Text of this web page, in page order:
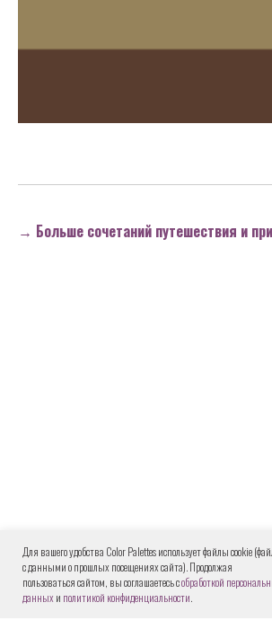
→ Больше сочетаний путешествия и
Для вашего удобства Color Palettes использует файлы cookie
с данными о прошлых посещениях сайта). Продолжая
пользоваться сайтом, вы соглашаетесь собработкой
данных и политикой конфиденциальности.